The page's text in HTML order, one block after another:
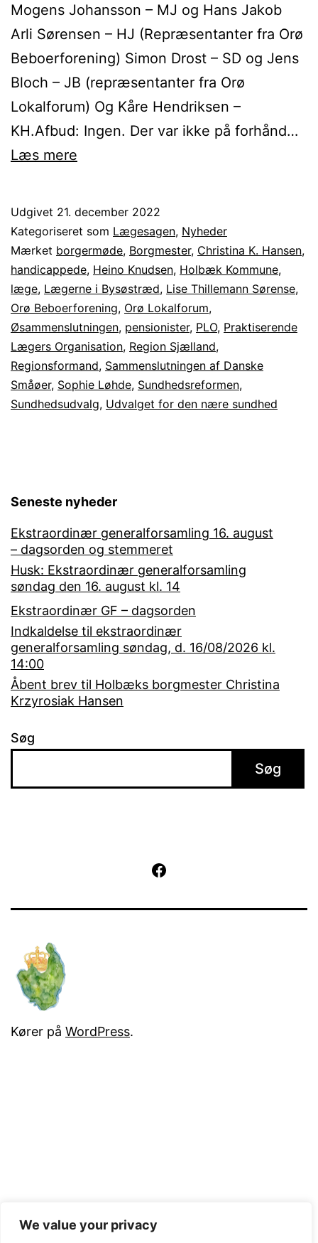
We value your privacy
Mogens Johansson – MJ og Hans Jakob
Arli Sørensen – HJ (Repræsentanter fra Orø
Beboerforening) Simon Drost – SD og Jens
Bloch – JB (repræsentanter fra Orø
Lokalforum) Og Kåre Hendriksen –
KH.Afbud: Ingen. Der var ikke på forhånd…
Læs mere
i
læge-
arbejdsgruppen
Udgivet 21. december 2022
Kategoriseret som Lægesagen, Nyheder
Mærket borgermøde, Borgmester, Christina K. Hansen,
handicappede, Heino Knudsen, Holbæk Kommune,
læge, Lægerne i Bysøstræd, Lise Thillemann Sørense,
Orø Beboerforening, Orø Lokalforum,
Øsammenslutningen, pensionister, PLO, Praktiserende
Lægers Organisation, Region Sjælland,
Regionsformand, Sammenslutningen af Danske
Småøer, Sophie Løhde, Sundhedsreformen,
Sundhedsudvalg, Udvalget for den nære sundhed
Seneste nyheder
Ekstraordinær generalforsamling 16. august
– dagsorden og stemmeret
Husk: Ekstraordinær generalforsamling
søndag den 16. august kl. 14
Ekstraordinær GF – dagsorden
Indkaldelse til ekstraordinær
generalforsamling søndag, d. 16/08/2026 kl.
14:00
Åbent brev til Holbæks borgmester Christina
Krzyrosiak Hansen
Søg
Søg
Kører på WordPress.